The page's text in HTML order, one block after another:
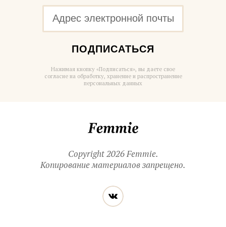
ПОДПИСАТЬСЯ
Нажимая кнопку «Подписаться», вы даете свое
согласие на обработку, хранение и распространение
персональных данных
Copyright 2026 Femmie.
Копирование материалов запрещено.
Читайте
нас
в социальных